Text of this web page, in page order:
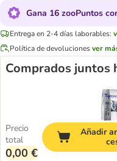
Gana 16 zooPuntos
Entrega en 2-4 días laborables:
Política de devolucionesver
Comprados juntos
Precio
total
0,00 €
Añadir